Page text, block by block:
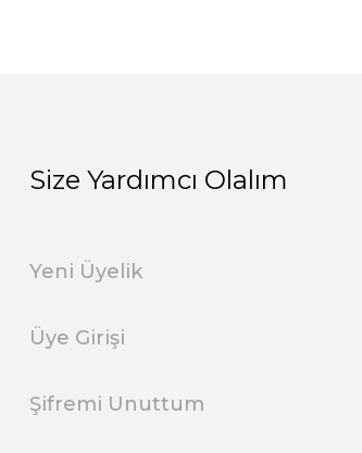
Size Yardımcı Olalım
Yeni Üyelik
Üye Girişi
Şifremi Unuttum